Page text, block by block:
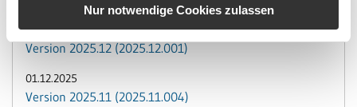
Nur notwendige Cookies zulassen
11.12.2025
Version 2025.12 (2025.12.001)
01.12.2025
Version 2025.11 (2025.11.004)